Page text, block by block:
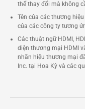
thể thay đổi mà không
Tên của các thương
của các công ty tương
Các thuật ngữ HDMI,
diện thương mại HDMI
nhãn hiệu thương mại
Inc. tại Hoa Kỳ và các